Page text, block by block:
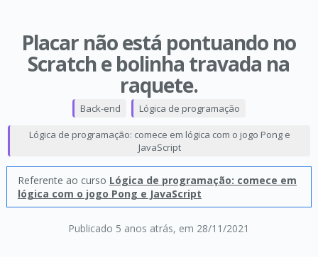
Placar não está pontuando no
Scratch e bolinha travada na
raquete.
Publicado 5 anos atrás, em 28/11/2021
Back-end Lógica de programação
Lógica de programação: comece em lógica com o jogo Pong e
JavaScript
Referente ao curso Lógica de programação: comece em
lógica com o jogo Pong e JavaScript